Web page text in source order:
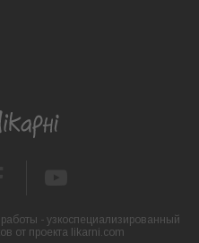
- узкоспециализированный
от проекта likarni.com